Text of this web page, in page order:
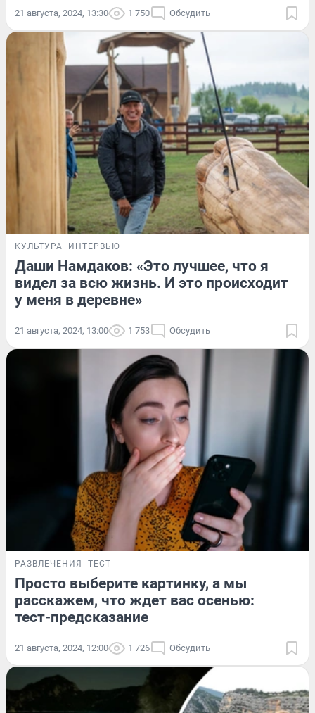
21 августа, 2024, 13:30 1 750 Обсудить
КУЛЬТУРА ИНТЕРВЬЮ
Даши Намдаков: «Это лучшее, что я
видел за всю жизнь. И это происходит
у меня в деревне»
21 августа, 2024, 13:00 1 753 Обсудить
РАЗВЛЕЧЕНИЯ ТЕСТ
Просто выберите картинку, а мы
расскажем, что ждет вас осенью:
тест-предсказание
21 августа, 2024, 12:00 1 726 Обсудить